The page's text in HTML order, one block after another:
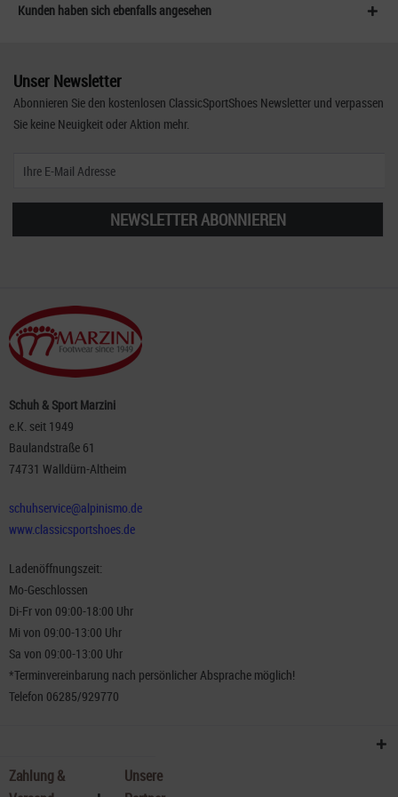
Kunden haben sich ebenfalls angesehen
Unser Newsletter
Abonnieren Sie den kostenlosen ClassicSportShoes Newsletter und verpassen
Sie keine Neuigkeit oder Aktion mehr.
NEWSLETTER ABONNIEREN
Schuh & Sport Marzini
e.K. seit 1949
Baulandstraße 61
74731 Walldürn-Altheim
schuhservice@alpinismo.de
www.classicsportshoes.de
Ladenöffnungszeit:
Mo-Geschlossen
Di-Fr von 09:00-18:00 Uhr
Mi von 09:00-13:00 Uhr
Sa von 09:00-13:00 Uhr
*Terminvereinbarung nach persönlicher Absprache möglich!
Telefon 06285/929770
Zahlung &
Unsere